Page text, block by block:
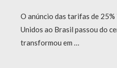
O anúncio das tarifas de
Unidos ao Brasil passou do
transformou em …